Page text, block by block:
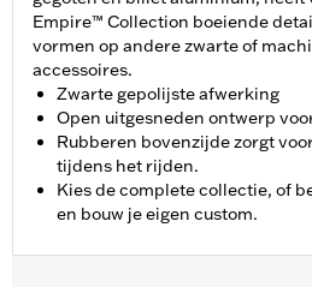
Empire™ Collection boeiende
vormen op andere zwarte of
accessoires.
Zwarte gepolijste afwerking
Open uitgesneden ontwerp
Rubberen bovenzijde zorgt
tijdens het rijden.
Kies de complete collectie, of
en bouw je eigen custom.